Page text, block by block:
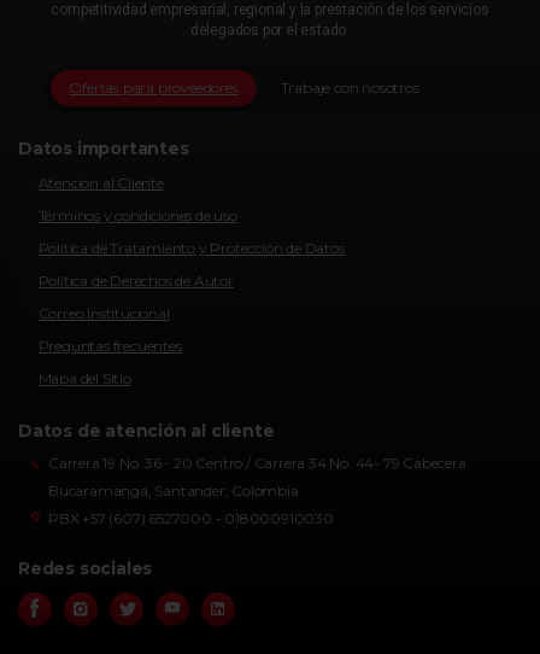
competitividad empresarial, regional y la prestación de los servicios
delegados por el estado.
Trabaje con nosotros
Ofertas para proveedores
Datos importantes
Atencion al Cliente
Términos y condiciones de uso
Política de Tratamiento y Protección de Datos
Política de Derechos de Autor
Correo Institucional
Preguntas frecuentes
Mapa del Sitio
Datos de atención al cliente
Carrera 19 No. 36 - 20 Centro / Carrera 34 No. 44- 79 Cabecera
Bucaramanga, Santander, Colombia
PBX +57 (607) 6527000 - 018000910030
Redes sociales